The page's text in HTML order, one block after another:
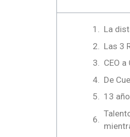
La
Las 3
CEO
De
13